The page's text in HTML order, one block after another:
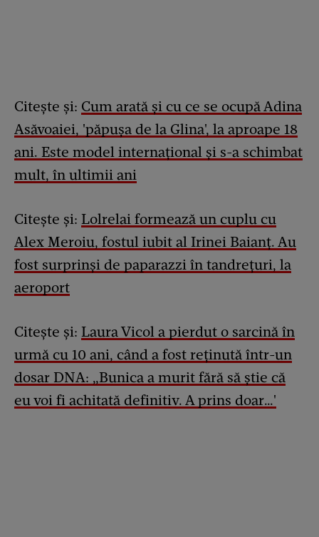
Citește și: Cum arată și cu ce se ocupă Adina
Asăvoaiei, 'păpușa de la Glina', la aproape 18
ani. Este model internațional și s-a schimbat
mult, în ultimii ani
Citește și: Lolrelai formează un cuplu cu
Alex Meroiu, fostul iubit al Irinei Baianț. Au
fost surprinși de paparazzi în tandrețuri, la
aeroport
Citește și: Laura Vicol a pierdut o sarcină în
urmă cu 10 ani, când a fost reținută într-un
dosar DNA: „Bunica a murit fără să știe că
eu voi fi achitată definitiv. A prins doar…'